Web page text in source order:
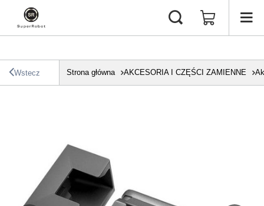
Wstecz Strona główna AKCESORIA I CZĘŚCI ZAMIENNE